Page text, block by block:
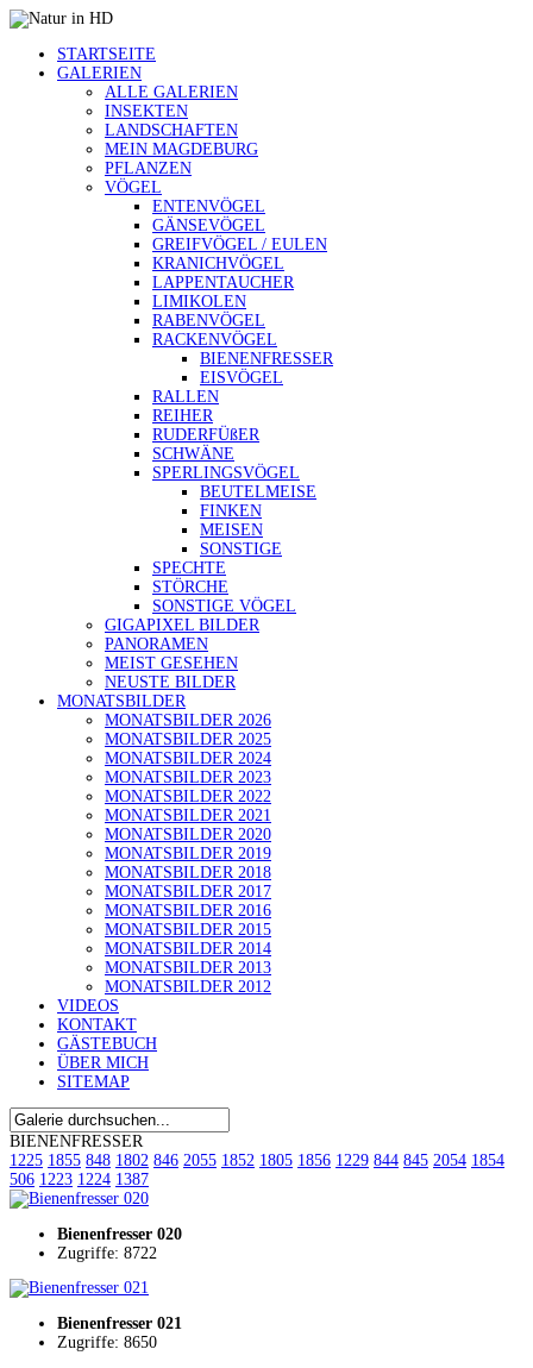
STARTSEITE
GALERIEN
ALLE GALERIEN
INSEKTEN
LANDSCHAFTEN
MEIN MAGDEBURG
PFLANZEN
VÖGEL
ENTENVÖGEL
GÄNSEVÖGEL
GREIFVÖGEL / EULEN
KRANICHVÖGEL
LAPPENTAUCHER
LIMIKOLEN
RABENVÖGEL
RACKENVÖGEL
BIENENFRESSER
EISVÖGEL
RALLEN
REIHER
RUDERFÜßER
SCHWÄNE
SPERLINGSVÖGEL
BEUTELMEISE
FINKEN
MEISEN
SONSTIGE
SPECHTE
STÖRCHE
SONSTIGE VÖGEL
GIGAPIXEL BILDER
PANORAMEN
MEIST GESEHEN
NEUSTE BILDER
MONATSBILDER
MONATSBILDER 2026
MONATSBILDER 2025
MONATSBILDER 2024
MONATSBILDER 2023
MONATSBILDER 2022
MONATSBILDER 2021
MONATSBILDER 2020
MONATSBILDER 2019
MONATSBILDER 2018
MONATSBILDER 2017
MONATSBILDER 2016
MONATSBILDER 2015
MONATSBILDER 2014
MONATSBILDER 2013
MONATSBILDER 2012
VIDEOS
KONTAKT
GÄSTEBUCH
ÜBER MICH
SITEMAP
BIENENFRESSER
1225 1855 848 1802 846 2055 1852 1805 1856 1229 844 845 2054 1854
506 1223 1224 1387
Bienenfresser 020
Zugriffe: 8722
Bienenfresser 021
Zugriffe: 8650